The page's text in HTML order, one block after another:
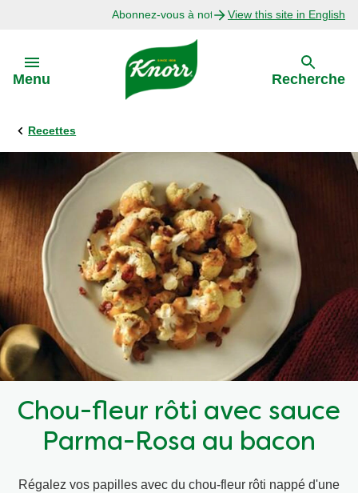
Abonnez-vous à notre infolettreView this site in English
Menu
Précédent
Recettes avec Bouillon
Recettes par Ingrédient
Recettes par Occasion
Recettes par Type de Plat
Recherche
Recettes
Chou-fleur rôti avec sauce
Parma-Rosa au bacon
Régalez vos papilles avec du chou-fleur rôti nappé d'une